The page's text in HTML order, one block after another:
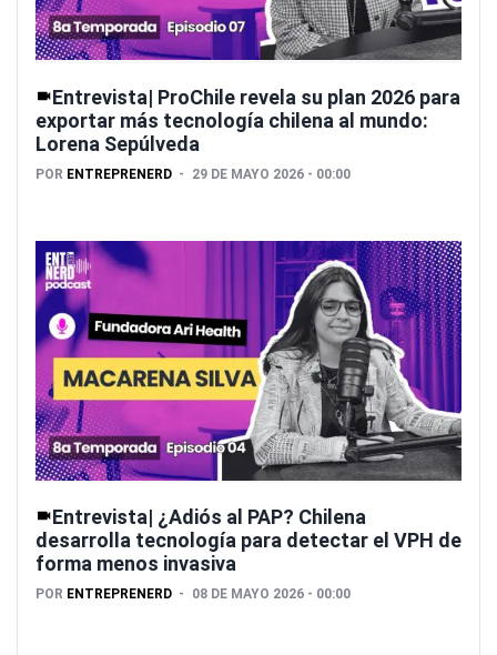
Entrevista| ProChile revela su plan 2026 para
exportar más tecnología chilena al mundo:
Lorena Sepúlveda
POR ENTREPRENERD 29 DE MAYO 2026 - 00:00
Entrevista| ¿Adiós al PAP? Chilena
desarrolla tecnología para detectar el VPH de
forma menos invasiva
POR ENTREPRENERD 08 DE MAYO 2026 - 00:00